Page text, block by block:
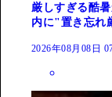
厳しすぎる酷
内に"置き忘れ
2026年08月08日